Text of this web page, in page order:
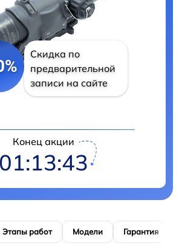
Скидка по
предварительной
записи на сайте
Конец акции
01:13:42
Этапы работ Модели Гарантия